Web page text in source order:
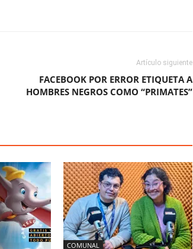
Artículo siguiente
FACEBOOK POR ERROR ETIQUETA A
HOMBRES NEGROS COMO “PRIMATES”
COMUNAL